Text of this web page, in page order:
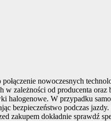
nowoczesnych
w zależności od producenta
halogenowe. W przypadku
bezpieczeństwo podczas
zakupem dokładnie sprawdź